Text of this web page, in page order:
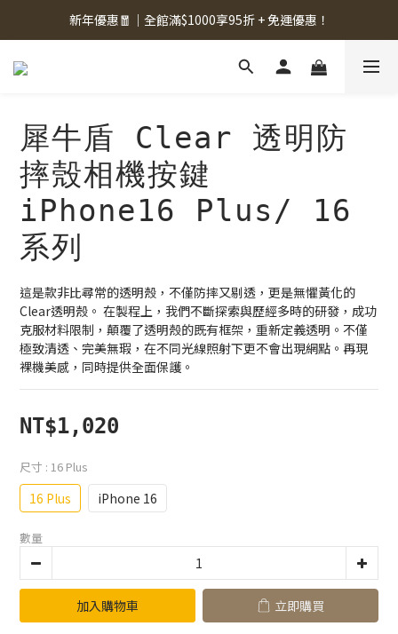
新年優惠🧧｜全館滿$1000享95折 + 免運優惠！
犀牛盾 Clear 透明防
摔殼相機按鍵
iPhone16 Plus/ 16
系列
這是款非比尋常的透明殼，不僅防摔又剔透，更是無懼黃化的
Clear透明殼。 在製程上，我們不斷探索與歷經多時的研發，成功
克服材料限制，顛覆了透明殼的既有框架，重新定義透明。不僅
極致清透、完美無瑕，在不同光線照射下更不會出現網點。再現
裸機美感，同時提供全面保護。
NT$1,020
尺寸 : 16 Plus
16 Plus iPhone 16
數量
加入購物車 立即購買